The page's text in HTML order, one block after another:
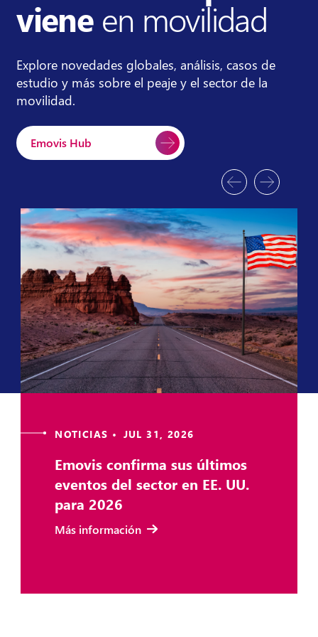
vieneen movilidad
Explore novedades globales, análisis, casos de
estudio y más sobre el peaje y el sector de la
movilidad.
Emovis Hub
NOTICIAS • JUL 31, 2026
Emovis confirma sus últimos
eventos del sector en EE. UU.
para 2026
Más información